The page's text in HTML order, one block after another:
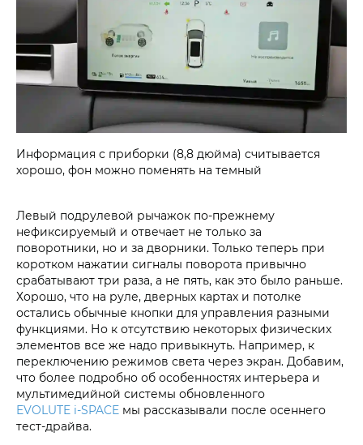
Информация с приборки (8,8 дюйма) считывается
хорошо, фон можно поменять на темный
Левый подрулевой рычажок по-прежнему
нефиксируемый и отвечает не только за
поворотники, но и за дворники. Только теперь при
коротком нажатии сигналы поворота привычно
срабатывают три раза, а не пять, как это было раньше.
Хорошо, что на руле, дверных картах и потолке
остались обычные кнопки для управления разными
функциями. Но к отсутствию некоторых физических
элементов все же надо привыкнуть. Например, к
переключению режимов света через экран. Добавим,
что более подробно об особенностях интерьера и
мультимедийной системы обновленного
EVOLUTE i‑SPACE мы рассказывали после осеннего
тест-драйва.